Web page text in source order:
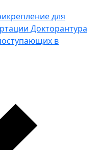
для
Докторантура
в